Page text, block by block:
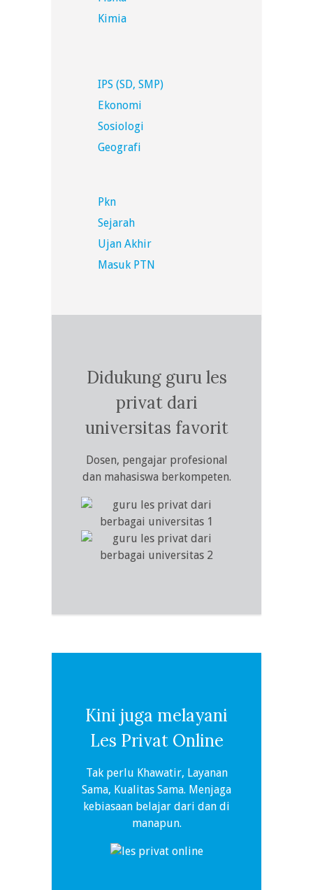
Kimia
IPS (SD, SMP)
Ekonomi
Sosiologi
Geografi
Pkn
Sejarah
Ujan Akhir
Masuk PTN
Didukung guru les
privat dari
universitas favorit
Dosen, pengajar profesional
dan mahasiswa berkompeten.
Kini juga melayani
Les Privat Online
Tak perlu Khawatir, Layanan
Sama, Kualitas Sama. Menjaga
kebiasaan belajar dari dan di
manapun.